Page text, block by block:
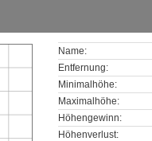
Name:
Entfernung:
Minimalhöhe:
Maximalhöhe:
Höhengewinn:
Höhenverlust: